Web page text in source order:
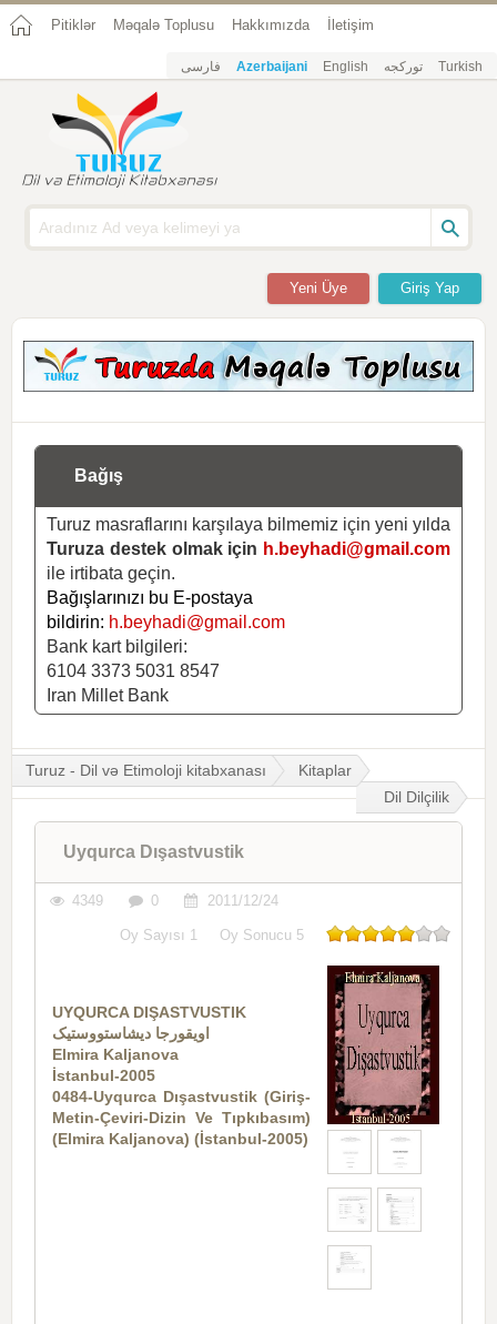
Pitiklər Məqalə Toplusu Hakkımızda İletişim
فارسی Azerbaijani English تورکجه Turkish
Giriş Yap
Yeni Üye
Bağış
Turuz masraflarını karşılaya bilmemiz için yeni yılda
Turuza destek olmak için h.beyhadi@gmail.com
ile irtibata geçin.
Bağışlarınızı bu E-postaya
bildirin: h.beyhadi@gmail.com
Bank kart bilgileri:
6104 3373 5031 8547
Iran Millet Bank
Turuz - Dil və Etimoloji kitabxanası
Kitaplar
Dil Dilçilik
Uyqurca Dışastvustik
4349 0 2011/12/24
Oy Sayısı 1 Oy Sonucu 5
UYQURCA DIŞASTVUSTIK
اویقورجا دیشاستووستیک
Elmira Kaljanova
İstanbul-2005
0484-Uyqurca Dışastvustik (Giriş-
Metin-Çeviri-Dizin Ve Tıpkıbasım)
(Elmira Kaljanova) (İstanbul-2005)